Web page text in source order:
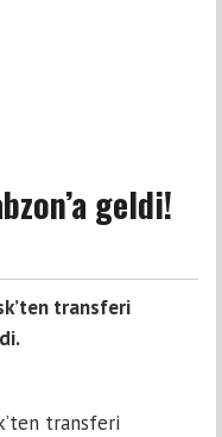
geldi!
transferi
transferi